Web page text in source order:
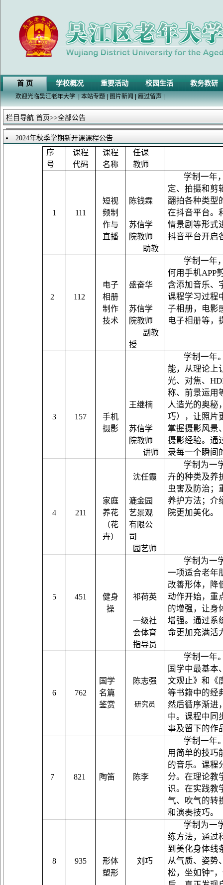
首 页 学校概况 重要活动 校园生活 教务教研
欢迎光临吴江老年大学|本站专题|图片新闻|雁过留声|
栏目导航 首页>>全部公告
2024年秋季学期新开课课程公告
序
号
课程
代码
课程
名称
任课
教师
1 111
短视
频制
作与
直播
陈钱霖
苏信学
院教师
助教
学制一年
定、拍摄和剪
翻拍各种类型
在抖音平台。
情景剧等形式
抖音平台开启
2 112
电子
相册
制作
技术
盛奋华
苏信学
院教师
副教
授
学制一年
何用手机APP
含添加音乐、
课程学习过程
子相册，电影
电子相册等，
3 157
手机
摄影
王继楠
苏信学
院教师
讲师
学制一年
能， 从理论上
光、对焦、
称、前景运用
人造光的奥秘
巧），让照片
掌握摄影风景
摄影经验。通
录每一个瞬间
4 211
家庭
养花
（花
卉）
沈任霞
漉金园
艺景观
有限公
司
园艺师
学制 为一
卉的种类及养
虫害及防治；
养护方法；介
院更加美化。
5 451
健身
操
祁荷英
一级社
会体育
指导员
学制为一
一项适合老年
改善形体，降
动作开始，重
的增强，让身
增强。通过系
命更加充满活
6 762
国学
名篇
鉴赏
陈志强
研究员
学制一年
国学中最基本
文观止》和《
等书籍中的经
然后循序渐进
中。课程中同
事及留下的作
7 821 陶笛 陈李
学制一年
用简单的技巧
的音乐。课程
分。在理论教
识。在实践教
气、吹气的转
和演奏技巧。
8 935
形体
塑形
刘巧
学制 为一
练方法，通过
到美化身体线
从气质、姿势
松 ，坐如钟”